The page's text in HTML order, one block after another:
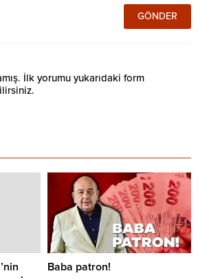
İlk yorumu yukarıdaki form
Baba patron!